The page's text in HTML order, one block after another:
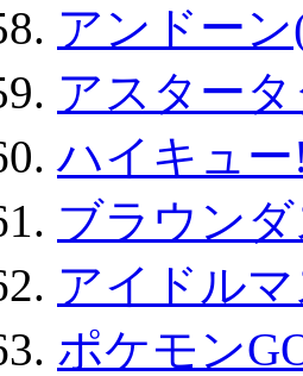
アンドーン
アスター
ハイキュ
ブラウン
アイドル
ポケモン